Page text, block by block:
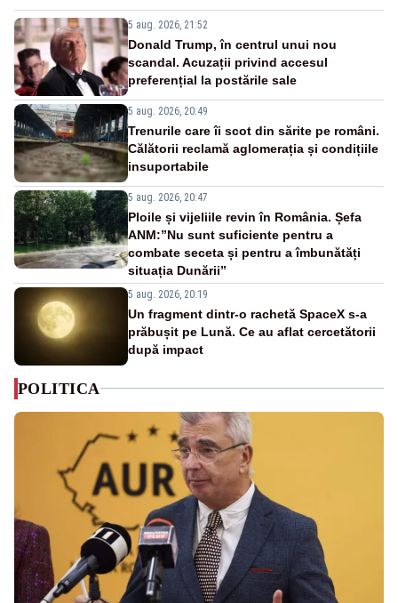
5 aug. 2026, 21:52
Donald Trump, în centrul unui nou
scandal. Acuzații privind accesul
preferențial la postările sale
5 aug. 2026, 20:49
Trenurile care îi scot din sărite pe români.
Călătorii reclamă aglomerația și condițiile
insuportabile
5 aug. 2026, 20:47
Ploile și vijeliile revin în România. Șefa
ANM:”Nu sunt suficiente pentru a
combate seceta și pentru a îmbunătăți
situația Dunării”
5 aug. 2026, 20:19
Un fragment dintr-o rachetă SpaceX s-a
prăbușit pe Lună. Ce au aflat cercetătorii
după impact
POLITICA